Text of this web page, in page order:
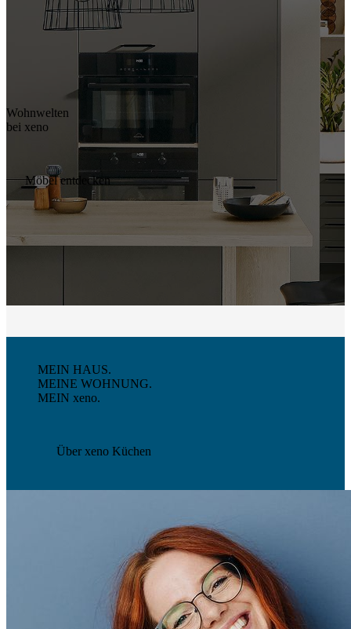
Wohnwelten
bei xeno
Möbel entdecken
MEIN HAUS.
MEINE WOHNUNG.
MEIN xeno.
Über xeno Küchen